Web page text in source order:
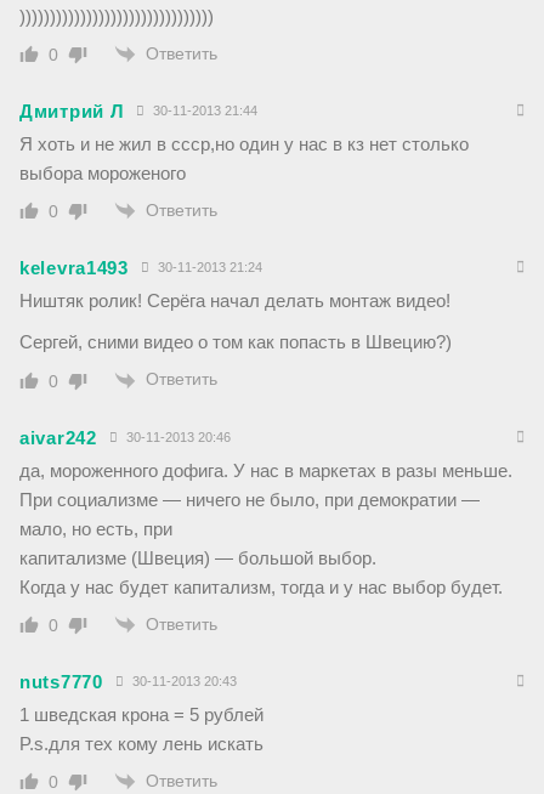
))))))))))))))))))))))))))))))))
0 Ответить
Дмитрий Л 30-11-2013 21:44
Я хоть и не жил в ссср,но один у нас в кз нет столько
выбора мороженого
0 Ответить
kelevra1493 30-11-2013 21:24
Ништяк ролик! Серёга начал делать монтаж видео!
Сергей, сними видео о том как попасть в Швецию?)
0 Ответить
aivar242 30-11-2013 20:46
да, мороженного дофига. У нас в маркетах в разы меньше.
При социализме — ничего не было, при демократии —
мало, но есть, при
капитализме (Швеция) — большой выбор.
Когда у нас будет капитализм, тогда и у нас выбор будет.
0 Ответить
nuts7770 30-11-2013 20:43
1 шведская крона = 5 рублей
P.s.для тех кому лень искать
0 Ответить